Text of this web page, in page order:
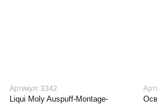
Артикул: 3342
Liqui Moly Auspuff-Montage-